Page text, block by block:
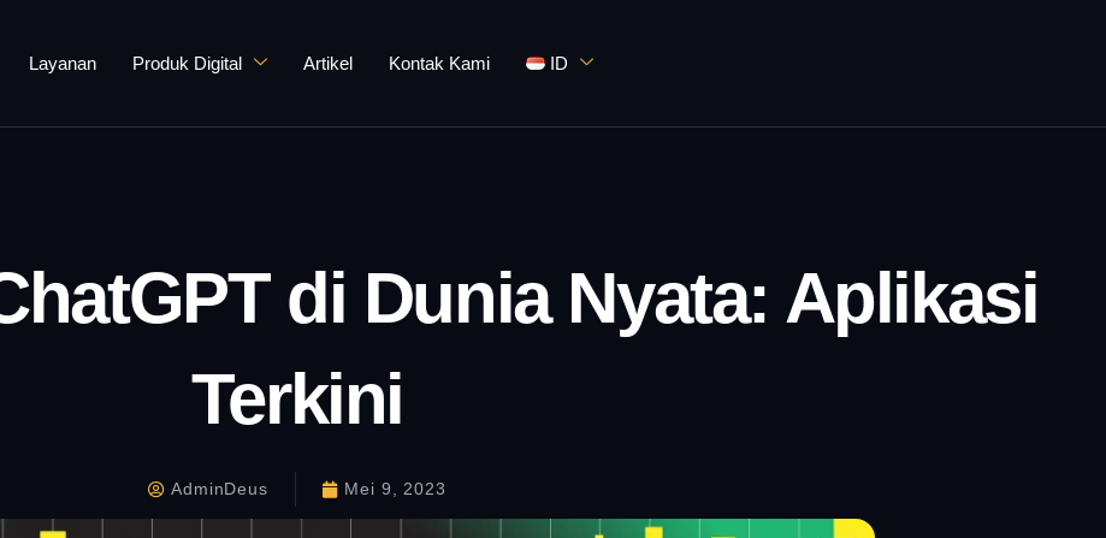
Layanan Produk Digital Artikel Kontak Kami ID
di Dunia Nyata: Aplikasi
Terkini
AdminDeus Mei 9, 2023